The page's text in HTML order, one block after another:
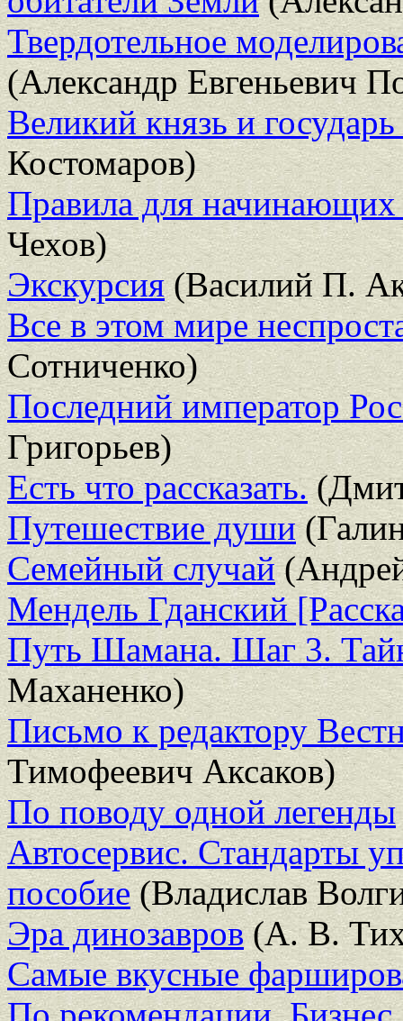
Твердотельное
(Александр Евгеньевич
Великий князь и
Костомаров)
Правила для начинающих
Чехов)
Экскурсия(Василий П.
Все в этом мире
Сотниченко)
Последний император
Григорьев)
Есть что рассказать.
Путешествие души
Семейный случай
Мендель Гданский
Путь Шамана. Шаг 3.
Маханенко)
Письмо к редактору
Тимофеевич Аксаков)
По поводу одной легенды
Автосервис. Стандарты
пособие(Владислав
Эра динозавров(А. В.
Самые вкусные